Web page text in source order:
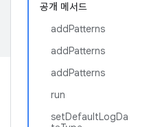
공개 메서드
addPatterns
addPatterns
addPatterns
run
setDefaultLogDa